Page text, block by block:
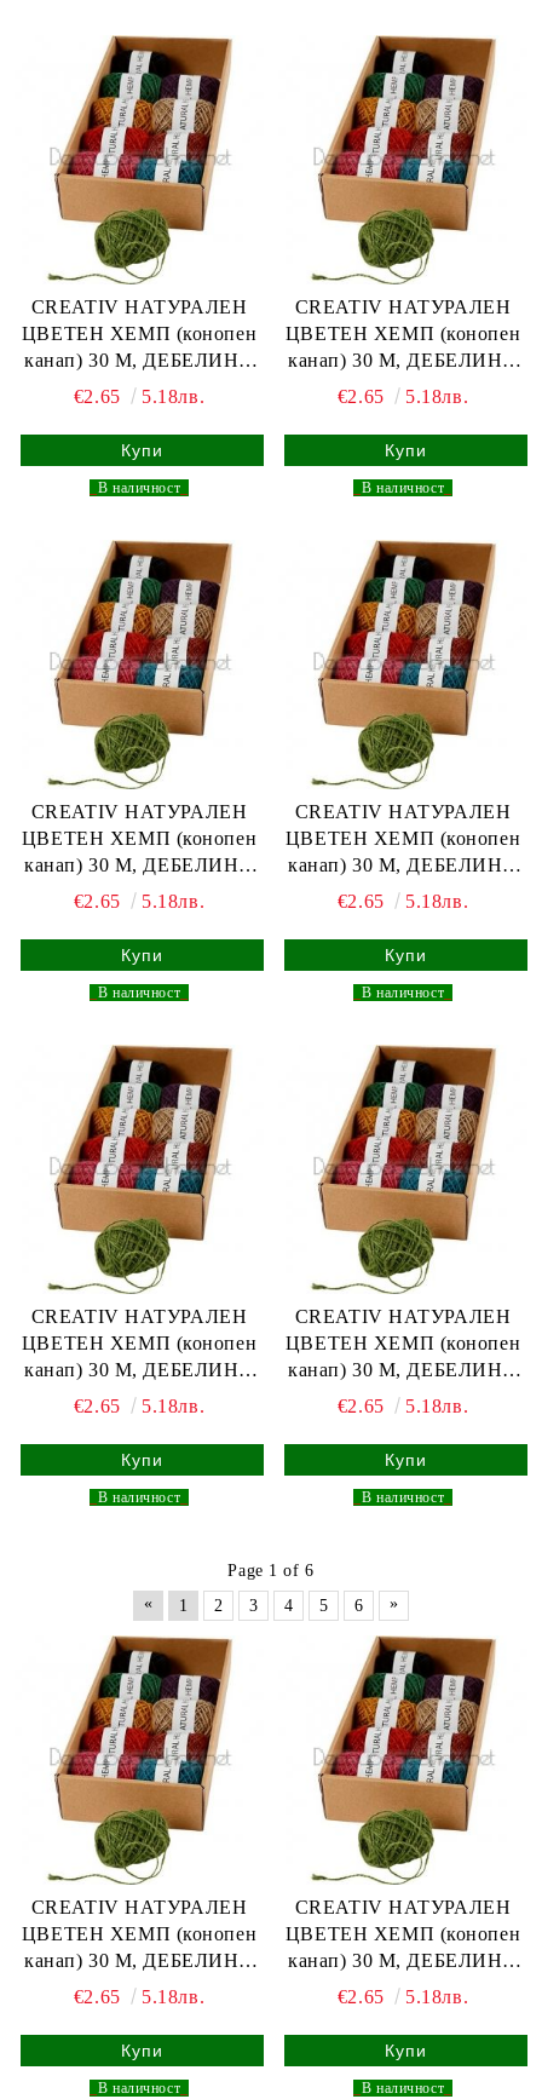
CREATIV НАТУРАЛЕН
ЦВЕТЕН ХЕМП (конопен
канап) 30 М, ДЕБЕЛИНА
1-2 ММ - ЗЕЛЕН
€2.65 5.18лв.
В наличност
CREATIV НАТУРАЛЕН
ЦВЕТЕН ХЕМП (конопен
канап) 30 М, ДЕБЕЛИНА
1-2 ММ - ТЪМНО ЗЕЛЕН
€2.65 5.18лв.
В наличност
CREATIV НАТУРАЛЕН
ЦВЕТЕН ХЕМП (конопен
канап) 30 М, ДЕБЕЛИНА
1-2 ММ - КАФЯВ
€2.65 5.18лв.
В наличност
CREATIV НАТУРАЛЕН
ЦВЕТЕН ХЕМП (конопен
канап) 30 М, ДЕБЕЛИНА
1-2 ММ - ЧЕРЕН
€2.65 5.18лв.
В наличност
CREATIV НАТУРАЛЕН
ЦВЕТЕН ХЕМП (конопен
канап) 30 М, ДЕБЕЛИНА
1-2 ММ - ЛИЛАВ
€2.65 5.18лв.
В наличност
CREATIV НАТУРАЛЕН
ЦВЕТЕН ХЕМП (конопен
канап) 30 М, ДЕБЕЛИНА
1-2 ММ - ЧЕРВЕНО
€2.65 5.18лв.
В наличност
Page 1 of 6
«
1 2 3 4 5 6 »
CREATIV НАТУРАЛЕН
ЦВЕТЕН ХЕМП (конопен
канап) 30 М, ДЕБЕЛИНА
1-2 ММ - КЕРЕМИДЕНО
€2.65 5.18лв.
В наличност
CREATIV НАТУРАЛЕН
ЦВЕТЕН ХЕМП (конопен
канап) 30 М, ДЕБЕЛИНА
1-2 ММ - ЖЪЛТ
€2.65 5.18лв.
В наличност